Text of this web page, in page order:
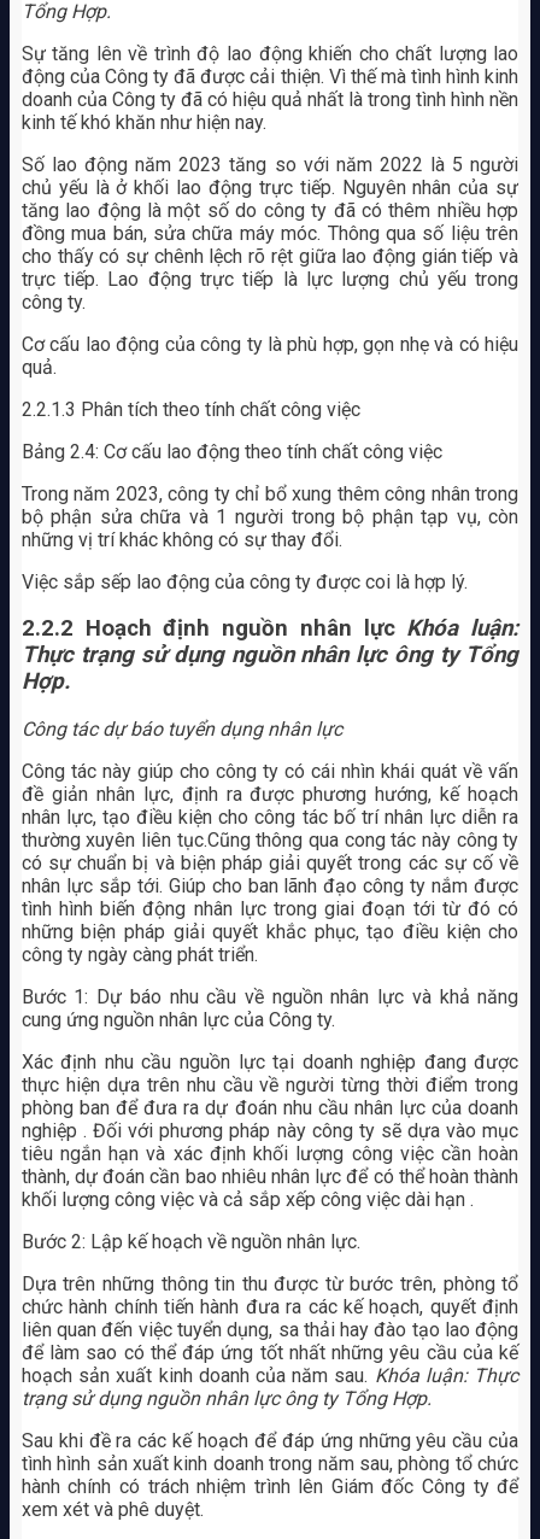
Tổng Hợp.
Sự tăng lên về trình độ lao động khiến cho chất lượng lao
động của Công ty đã được cải thiện. Vì thế mà tình hình kinh
doanh của Công ty đã có hiệu quả nhất là trong tình hình nền
kinh tế khó khăn như hiện nay.
Số lao động năm 2023 tăng so với năm 2022 là 5 người
chủ yếu là ở khối lao động trực tiếp. Nguyên nhân của sự
tăng lao động là một số do công ty đã có thêm nhiều hợp
đồng mua bán, sửa chữa máy móc. Thông qua số liệu trên
cho thấy có sự chênh lệch rõ rệt giữa lao động gián tiếp và
trực tiếp. Lao động trực tiếp là lực lượng chủ yếu trong
công ty.
Cơ cấu lao động của công ty là phù hợp, gọn nhẹ và có hiệu
quả.
2.2.1.3 Phân tích theo tính chất công việc
Bảng 2.4: Cơ cấu lao động theo tính chất công việc
Trong năm 2023, công ty chỉ bổ xung thêm công nhân trong
bộ phận sửa chữa và 1 người trong bộ phận tạp vụ, còn
những vị trí khác không có sự thay đổi.
Việc sắp sếp lao động của công ty được coi là hợp lý.
2.2.2 Hoạch định nguồn nhân lực Khóa luận:
Thực trạng sử dụng nguồn nhân lực ông ty Tổng
Hợp.
Công tác dự báo tuyển dụng nhân lực
Công tác này giúp cho công ty có cái nhìn khái quát về vấn
đề giản nhân lực, định ra được phương hướng, kế hoạch
nhân lực, tạo điều kiện cho công tác bố trí nhân lực diễn ra
thường xuyên liên tục.Cũng thông qua cong tác này công ty
có sự chuẩn bị và biện pháp giải quyết trong các sự cố về
nhân lực sắp tới. Giúp cho ban lãnh đạo công ty nắm được
tình hình biến động nhân lực trong giai đoạn tới từ đó có
những biện pháp giải quyết khắc phục, tạo điều kiện cho
công ty ngày càng phát triển.
Bước 1: Dự báo nhu cầu về nguồn nhân lực và khả năng
cung ứng nguồn nhân lực của Công ty.
Xác định nhu cầu nguồn lực tại doanh nghiệp đang được
thực hiện dựa trên nhu cầu về người từng thời điểm trong
phòng ban để đưa ra dự đoán nhu cầu nhân lực của doanh
nghiệp . Đối với phương pháp này công ty sẽ dựa vào mục
tiêu ngắn hạn và xác định khối lượng công việc cần hoàn
thành, dự đoán cần bao nhiêu nhân lực để có thể hoàn thành
khối lượng công việc và cả sắp xếp công việc dài hạn .
Bước 2: Lập kế hoạch về nguồn nhân lực.
Dựa trên những thông tin thu được từ bước trên, phòng tổ
chức hành chính tiến hành đưa ra các kế hoạch, quyết định
liên quan đến việc tuyển dụng, sa thải hay đào tạo lao động
để làm sao có thể đáp ứng tốt nhất những yêu cầu của kế
hoạch sản xuất kinh doanh của năm sau. Khóa luận: Thực
trạng sử dụng nguồn nhân lực ông ty Tổng Hợp.
Sau khi đề ra các kế hoạch để đáp ứng những yêu cầu của
tình hình sản xuất kinh doanh trong năm sau, phòng tổ chức
hành chính có trách nhiệm trình lên Giám đốc Công ty để
xem xét và phê duyệt.